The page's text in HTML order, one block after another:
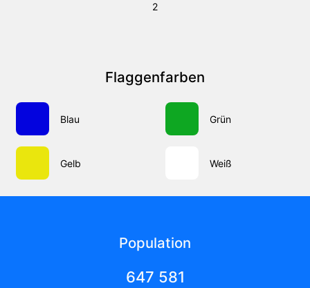
2
Flaggenfarben
Blau Grün
Gelb Weiß
Population
647 581